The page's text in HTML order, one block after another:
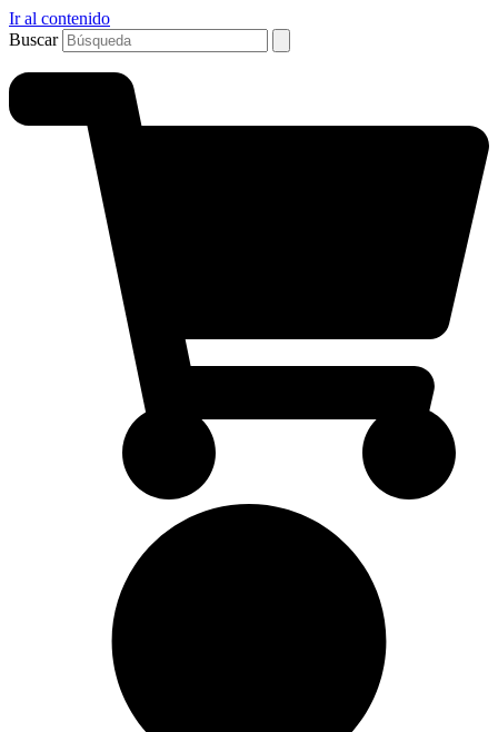
Ir al contenido
Buscar